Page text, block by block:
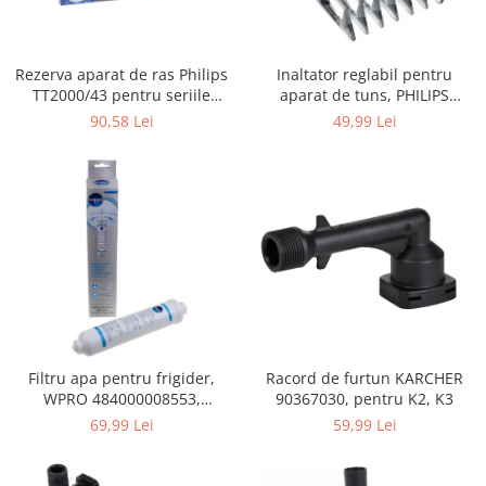
Gaming, Carti & Birotica
Console, Jocuri & Accesorii
Ingrijire personala & Cosmetice
Accesorii aparate hair styling
Aparate & Accesorii ingrijire
personala
Aparate cosmetice
Articole Sanatate si Wellness
Consumabile sanitare
Cosmetice si produse ingrijire
personala
Igiena dentara
Jucarii, Copii & Bebe
Hrana bebelusi
Rezerva aparat de ras Philips
TT2000/43 pentru seriile
Bodygroom 3000/5000/7000 si
90,58 Lei
Inaltator reglabil pentru
aparat de tuns, PHILIPS
422203633281, 3-15 mm,
49,99 Lei
Filtru apa pentru frigider,
WPRO 484000008553,
compatibil cu Samsung, AEG,
69,99 Lei
Racord de furtun KARCHER
90367030, pentru K2, K3
59,99 Lei